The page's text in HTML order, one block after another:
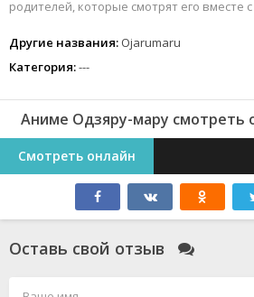
родителей, которые смотрят его вместе
Другие названия: Ojarumaru
Категория:---
Аниме Одзяру-мару смотреть
Смотреть онлайн
Оставь свой отзыв